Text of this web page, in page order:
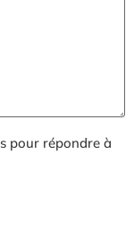
pour répondre à